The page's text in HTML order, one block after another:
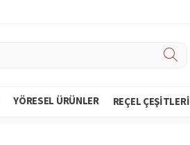
YÖRESEL ÜRÜNLER REÇEL ÇEŞITLERI